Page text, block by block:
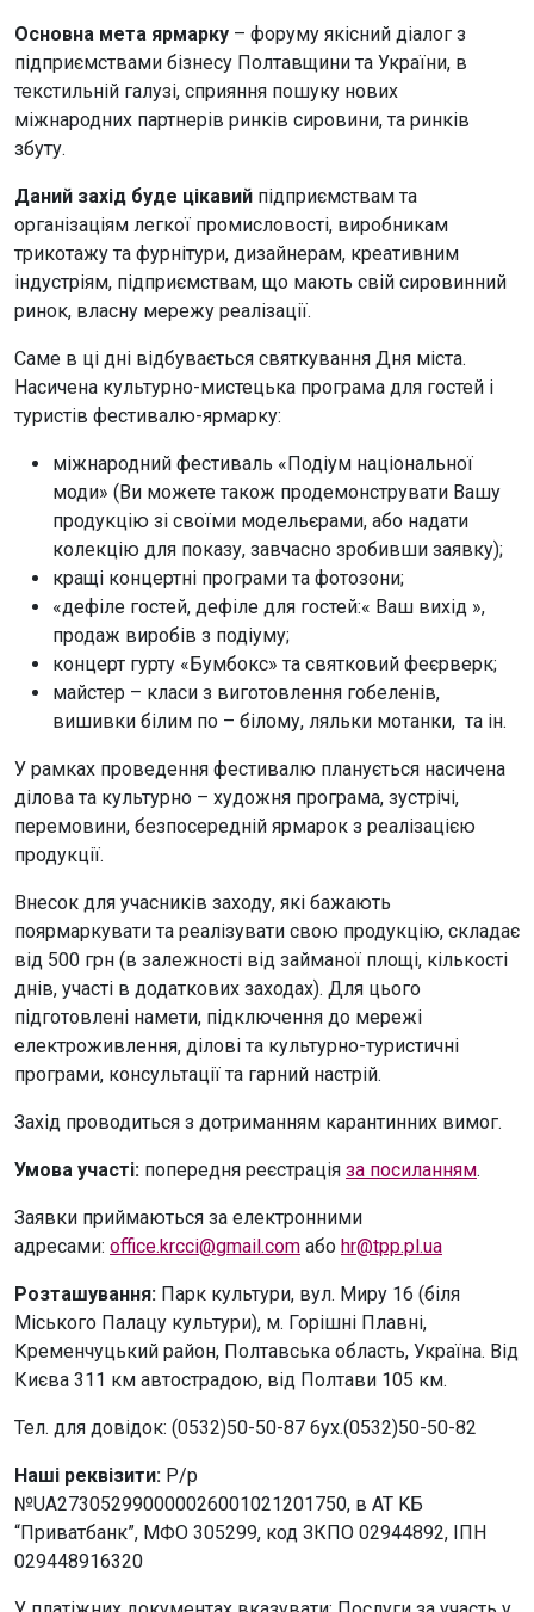
Основна мета ярмарку – форуму якісний діалог з
підприємствами бізнесу Полтавщини та України, в
текстильній галузі, сприяння пошуку нових
міжнародних партнерів ринків сировини, та ринків
збуту.
Даний захід буде цікавий підприємствам та
організаціям легкої промисловості, виробникам
трикотажу та фурнітури, дизайнерам, креативним
індустріям, підприємствам, що мають свій сировинний
ринок, власну мережу реалізації.
Саме в ці дні відбувається святкування Дня міста.
Насичена культурно-мистецька програма для гостей і
туристів фестивалю-ярмарку:
міжнародний фестиваль «Подіум національної
моди» (Ви можете також продемонструвати Вашу
продукцію зі своїми модельєрами, або надати
колекцію для показу, завчасно зробивши заявку);
кращі концертні програми та фотозони;
«дефіле гостей, дефіле для гостей:« Ваш вихід »,
продаж виробів з подіуму;
концерт гурту «Бумбокс» та святковий феєрверк;
майстер – класи з виготовлення гобеленів,
вишивки білим по – білому, ляльки мотанки, та ін.
У рамках проведення фестивалю планується насичена
ділова та культурно – художня програма, зустрічі,
перемовини, безпосередній ярмарок з реалізацією
продукції.
Внесок для учасників заходу, які бажають
поярмаркувати та реалізувати свою продукцію, складає
від 500 грн (в залежності від займаної площі, кількості
днів, участі в додаткових заходах). Для цього
підготовлені намети, підключення до мережі
електроживлення, ділові та культурно-туристичні
програми, консультації та гарний настрій.
Захід проводиться з дотриманням карантинних вимог.
Умова участі: попередня реєстрація за посиланням.
Заявки приймаються за електронними
адресами: office.krcci@gmail.com або hr@tpp.pl.ua
Розташування: Парк культури, вул. Миру 16 (біля
Міського Палацу культури), м. Горішні Плавні,
Кременчуцький район, Полтавська область, Україна. Від
Києва 311 км автострадою, від Полтави 105 км.
Тел. для довідок: (0532)50-50-87 6yx.(0532)50-50-82
Наші реквізити: P/p
№UA273052990000026001021201750, в AT KБ
“Приватбанк”, MФO 305299, код ЗКПО 02944892, ІПН
029448916320